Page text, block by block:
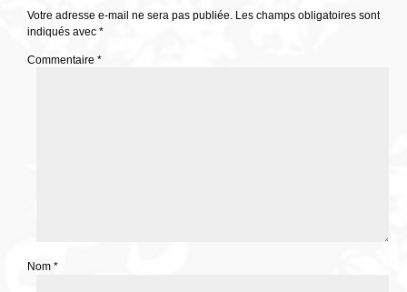
Votre adresse e-mail ne sera pas publiée. Les champs obligatoires sont
indiqués avec *
Commentaire *
Nom *